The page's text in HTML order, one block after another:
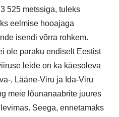
525 metssiga, tuleks
eelmise hooajaga
isendi võrra rohkem.
ole paraku endiselt Eestist
leide on ka käesoleva
, Lääne-Viru ja Ida-Viru
meie lõunanaabrite juures
Seega, ennetamaks